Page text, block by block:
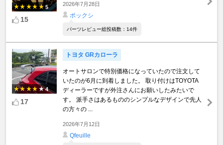
5
15
2026年7月28日
ポックシ
パーツレビュー総投稿数：14件
4
17
トヨタ GRカローラ
オートサロンで特別価格になっていたので注文して
いたのが6月に到着しました。 取り付けはTOYOTA
ディーラーですが外注さんにお願いしたみたいで
す。 派手さはあるもののシンプルなデザインで先人
の方々の ...
2026年7月12日
Qfeuille